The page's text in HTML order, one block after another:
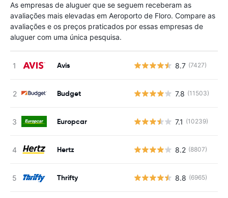
As empresas de aluguer que se seguem receberam as
avaliações mais elevadas em Aeroporto de Floro. Compare as
avaliações e os preços praticados por essas empresas de
aluguer com uma única pesquisa.
Avis 8.7 (7427)
Budget 7.8 (11503)
Europcar 7.1 (10239)
Hertz 8.2 (8807)
Thrifty 8.8 (6965)